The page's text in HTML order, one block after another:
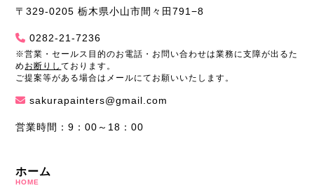
〒329-0205 栃木県小山市間々田791−8
0282-21-7236
※営業・セールス目的のお電話・お問い合わせは業務に支障が出るた
め お断りしております。
ご提案等がある場合はメールにてお願いいたします。
sakurapainters@gmail.com
営業時間：9：00～18：00
ホーム
HOME